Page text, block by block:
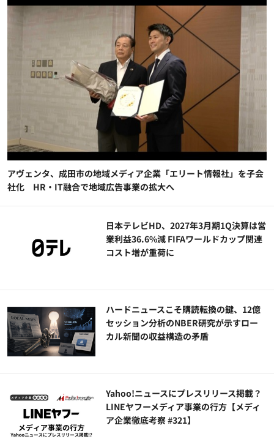
アヴェンタ、成田市の地域メディア企業「エリート情報社」を子会
社化 HR・IT融合で地域広告事業の拡大へ
日本テレビHD、2027年3月期1Q決算は営
業利益36.6%減 FIFAワールドカップ関連
コスト増が重荷に
ハードニュースこそ購読転換の鍵、12億
セッション分析のNBER研究が示すロー
カル新聞の収益構造の矛盾
Yahoo!ニュースにプレスリリース掲載？
LINEヤフーメディア事業の行方【メディ
ア企業徹底考察 #321】